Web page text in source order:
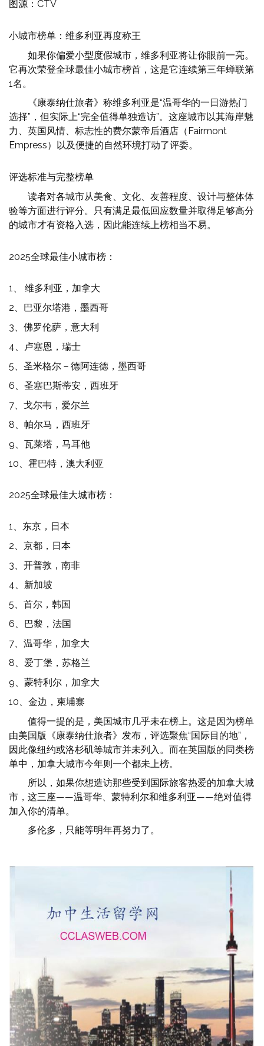
图源：CTV
小城市榜单：维多利亚再度称王
如果你偏爱小型度假城市，维多利亚将让你眼前一亮。
它再次荣登全球最佳小城市榜首，这是它连续第三年蝉联第
1名。
《康泰纳仕旅者》称维多利亚是“温哥华的一日游热门
选择”，但实际上“完全值得单独造访”。这座城市以其海岸魅
力、英国风情、标志性的费尔蒙帝后酒店（Fairmont
Empress）以及便捷的自然环境打动了评委。
评选标准与完整榜单
读者对各城市从美食、文化、友善程度、设计与整体体
验等方面进行评分。只有满足最低回应数量并取得足够高分
的城市才有资格入选，因此能连续上榜相当不易。
2025全球最佳小城市榜：
1、 维多利亚，加拿大
2、巴亚尔塔港，墨西哥
3、佛罗伦萨，意大利
4、卢塞恩，瑞士
5、圣米格尔－德阿连德，墨西哥
6、圣塞巴斯蒂安，西班牙
7、戈尔韦，爱尔兰
8、帕尔马，西班牙
9、瓦莱塔，马耳他
10、霍巴特，澳大利亚
2025全球最佳大城市榜：
1、东京，日本
2、京都，日本
3、开普敦，南非
4、新加坡
5、首尔，韩国
6、巴黎，法国
7、温哥华，加拿大
8、爱丁堡，苏格兰
9、蒙特利尔，加拿大
10、金边，柬埔寨
值得一提的是，美国城市几乎未在榜上。这是因为榜单
由美国版《康泰纳仕旅者》发布，评选聚焦“国际目的地”，
因此像纽约或洛杉矶等城市并未列入。而在英国版的同类榜
单中，加拿大城市今年则一个都未上榜。
所以，如果你想造访那些受到国际旅客热爱的加拿大城
市，这三座——温哥华、蒙特利尔和维多利亚——绝对值得
加入你的清单。
多伦多，只能等明年再努力了。